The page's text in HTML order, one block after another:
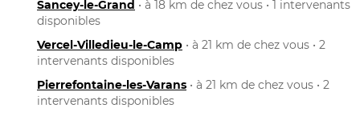
Sancey-le-Grand • à 18 km de chez vous • 1 intervenants
disponibles
Vercel-Villedieu-le-Camp • à 21 km de chez vous • 2
intervenants disponibles
Pierrefontaine-les-Varans • à 21 km de chez vous • 2
intervenants disponibles